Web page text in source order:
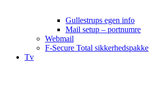
Gullestrups egen info
Mail setup – portnumre
Webmail
F-Secure Total sikkerhedspakke
Tv